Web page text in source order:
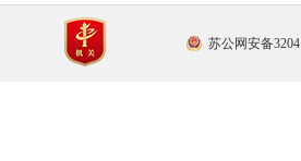
苏公网安备